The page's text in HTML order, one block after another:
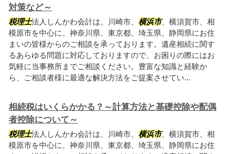
対策など～
税理士法人しんかわ会計は、川崎市、 横浜市、横須賀市、相
模原市を中心に、神奈川県、東京都、埼玉県、静岡県にお住
まいの皆様からのご相談を承っております。遺産相続に関す
るあらゆる問題に対応しておりますので、お困りの際にはお
気軽に当事務所までご相談ください。豊富な知識と経験か
ら、ご相談者様に最適な解決方法をご提案させてい...
相続税はいくらかかる？～計算方法と基礎控除や配偶
者控除について～
税理士法人しんかわ会計は、川崎市、 横浜市、横須賀市、相
模原市を中心に、神奈川県、東京都、埼玉県、静岡県にお住